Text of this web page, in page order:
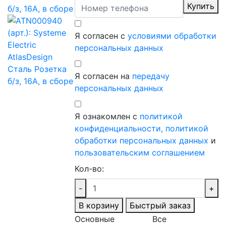
Купить
Я согласен сусловиями обработки
персональных данных
Я согласен на передачу
персональных данных
Я ознакомлен с политикой
конфиденциальности, политикой
обработки персональных данных и
пользовательским соглашением
Основные
Все
Кол-во:
-
+
В корзину
Быстрый заказ